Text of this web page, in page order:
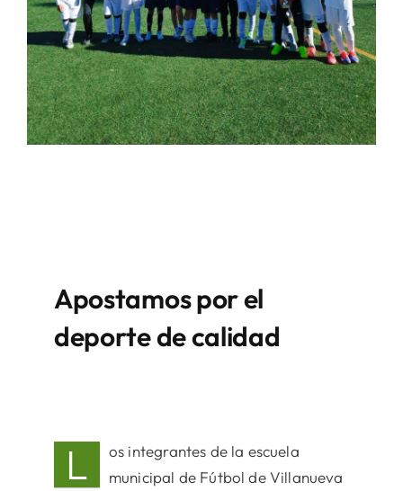
Apostamos por el
deporte de calidad
L
os integrantes de la escuela
municipal de Fútbol de Villanueva